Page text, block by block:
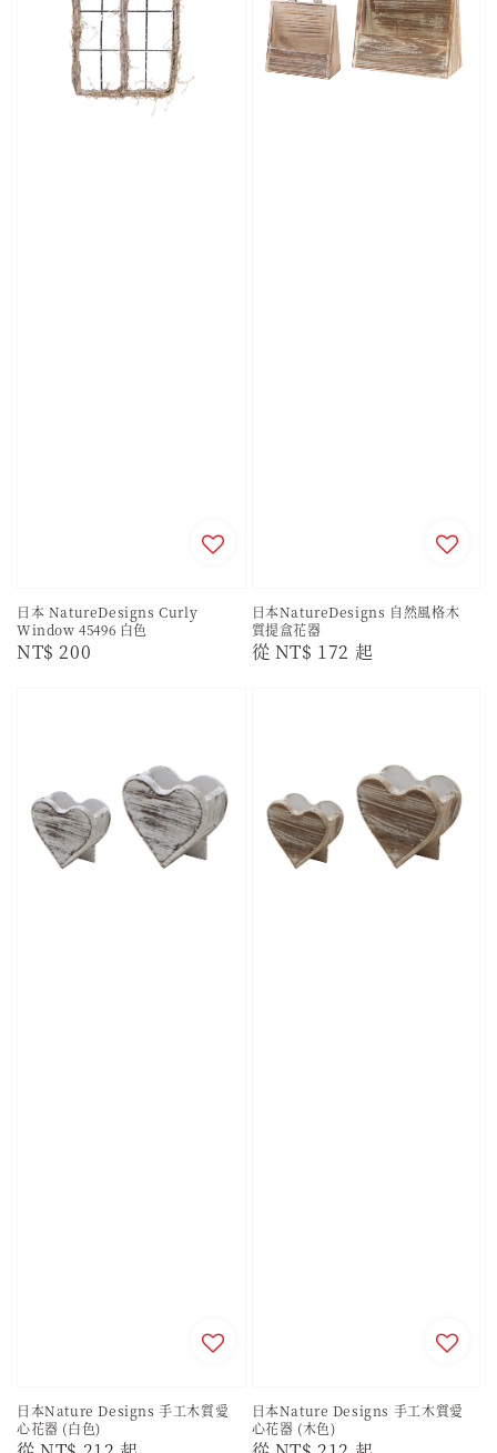
日本 NatureDesigns Curly
Window 45496 白色
Regular
NT$ 200
日本NatureDesigns 自然風格木
質提盒花器
Regular
從 NT$ 172 起
日本Nature Designs 手工木質愛
心花器 (白色)
日本Nature Designs 手工木質愛
心花器 (木色)